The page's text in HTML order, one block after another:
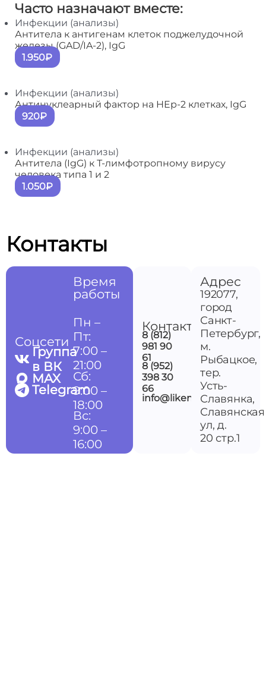
Часто назначают вместе:
Инфекции (анализы)
Антитела к антигенам клеток поджелудочной
железы (GAD/IA-2), IgG
1.950₽
Инфекции (анализы)
Антинуклеарный фактор на HEp-2 клетках, IgG
920₽
Инфекции (анализы)
Антитела (IgG) к Т-лимфотропному вирусу
человека типа 1 и 2
1.050₽
Контакты
Контакты
8 (812)
981 90
61
8 (952)
398 30
66
info@likemedspb.ru
Адрес
192077,
город
Санкт-
Петербург,
м.
Рыбацкое,
тер.
Усть-
Славянка,
Славянская
ул, д.
20 стр.1
Соцсети
Группа
в ВК
MAX
Telegram
Время
работы
Пн –
Пт:
7:00 –
21:00
Сб:
9:00 –
18:00
Вс:
9:00 –
16:00